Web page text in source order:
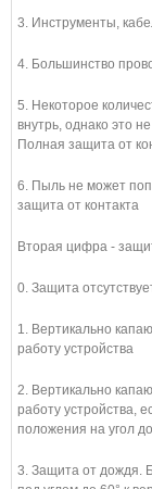
3. Инструменты,
4. Большинство
5. Некоторое
внутрь, однако это
Полная защита от
6. Пыль не может
защита от контакта
Вторая цифра -
0. Защита
1. Вертикально
работу устройства
2. Вертикально
работу устройства,
положения на угол
3. Защита от дождя.